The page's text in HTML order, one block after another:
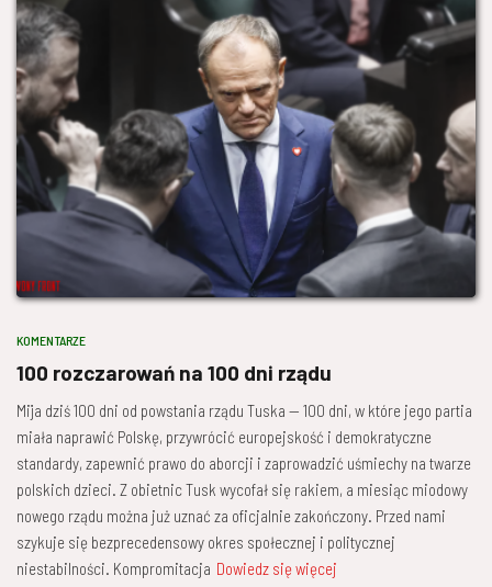
KOMENTARZE
100 rozczarowań na 100 dni rządu
Mija dziś 100 dni od powstania rządu Tuska — 100 dni, w które jego partia
miała naprawić Polskę, przywrócić europejskość i demokratyczne
standardy, zapewnić prawo do aborcji i zaprowadzić uśmiechy na twarze
polskich dzieci. Z obietnic Tusk wycofał się rakiem, a miesiąc miodowy
nowego rządu można już uznać za oficjalnie zakończony. Przed nami
szykuje się bezprecedensowy okres społecznej i politycznej
niestabilności. Kompromitacja Dowiedz się więcej